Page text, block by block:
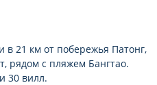
в 21 км от побережья Патонг,
рядом с пляжем Бангтао.
30 вилл.